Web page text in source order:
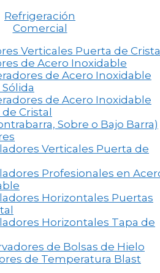
Refrigeración
Comercial
Verticales Puerta de
de Acero Inoxidable
de Acero Inoxidable
de Acero Inoxidable
Cristal
Sobre o Bajo Barra)
Verticales Puerta de
Profesionales en
Horizontales Puertas
Horizontales Tapa de
de Bolsas de Hielo
de Temperatura Blast